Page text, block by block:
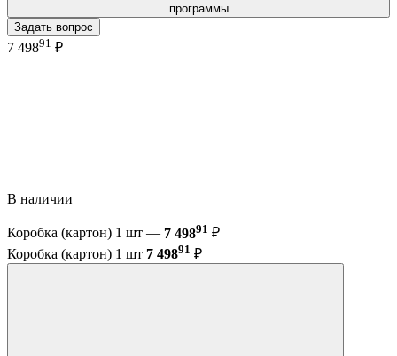
программы
Задать вопрос
7 49891 ₽
В наличии
Коробка (картон) 1 шт — 7 49891 ₽
Коробка (картон) 1 шт 7 49891 ₽